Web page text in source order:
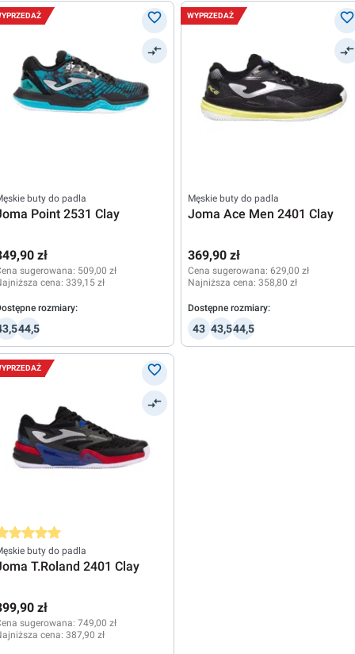
buty do padla
Point 2531 Clay
zł
sugerowana: 509,00 zł
cena: 339,15 zł
rozmiary:
44,5
WYPRZEDAŻ
Męskie buty do padla
Joma Ace Men 2401 Clay
369,90 zł
Cena sugerowana: 629,00 zł
Najniższa cena: 358,80 zł
Dostępne rozmiary:
43 43,544,5
ocena 5 z 5 gwiazdek
buty do padla
T.Roland 2401 Clay
zł
sugerowana: 749,00 zł
cena: 387,90 zł